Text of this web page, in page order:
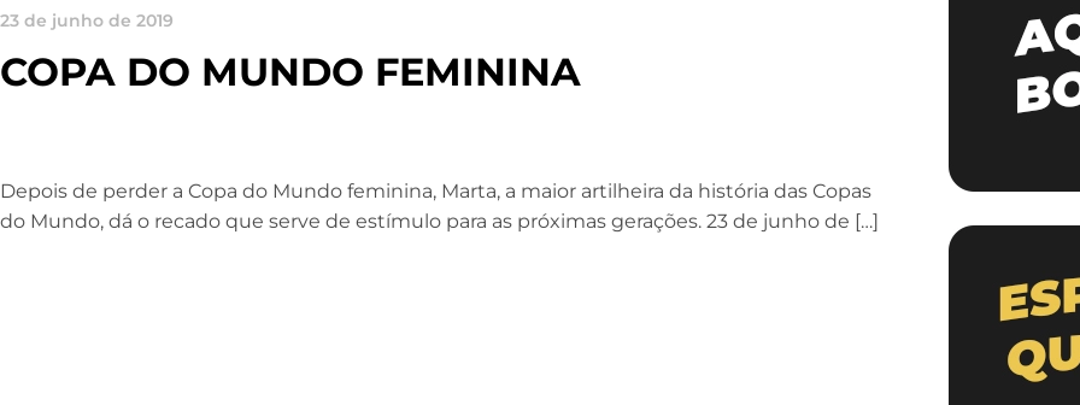
23 de junho de 2019
COPA DO MUNDO FEMININA
Depois de perder a Copa do Mundo feminina, Marta, a maior artilheira da história das Copas
do Mundo, dá o recado que serve de estímulo para as próximas gerações. 23 de junho de […]